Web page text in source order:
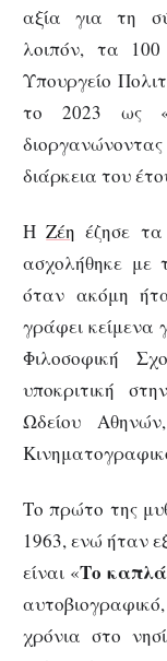
αξία για τη
λοιπόν, τα
Υπουργείο
το 2023 ως
διάρκεια του
ΗΖέη έζησε
ασχολήθηκε με
όταν ακόμη
γράφει κείμενα
Φιλοσοφική
υποκριτική
Ωδείου
Το πρώτο της
1963, ενώ ήταν
είναι «Το
χρόνια στο